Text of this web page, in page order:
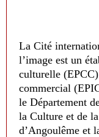
La Cité
l’image est un
culturelle
commercial
le Département
la Culture et de
d’Angoulême et